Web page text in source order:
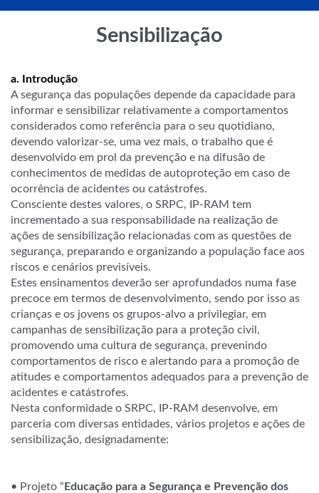
Sensibilização
a.
Introdução
A segurança das populações depende da capacidade para
informar e sensibilizar relativamente a comportamentos
considerados como referência para o seu quotidiano,
devendo valorizar-se, uma vez mais, o trabalho que é
desenvolvido em prol da prevenção e na difusão de
conhecimentos de medidas de autoproteção em caso de
ocorrência de acidentes ou catástrofes.
Consciente destes valores, o SRPC, IP-RAM tem
incrementado a sua responsabilidade na realização de
ações de sensibilização relacionadas com as questões de
segurança, preparando e organizando a população face aos
riscos e cenários previsíveis.
Estes ensinamentos deverão ser aprofundados numa fase
precoce em termos de desenvolvimento, sendo por isso as
crianças e os jovens os grupos-alvo a privilegiar, em
campanhas de sensibilização para a proteção civil,
promovendo uma cultura de segurança, prevenindo
comportamentos de risco e alertando para a promoção de
atitudes e comportamentos adequados para a prevenção de
acidentes e catástrofes.
Nesta conformidade o SRPC, IP-RAM desenvolve, em
parceria com diversas entidades, vários projetos e ações de
sensibilização, designadamente:
• Projeto “ Educação para a Segurança e Prevenção dos